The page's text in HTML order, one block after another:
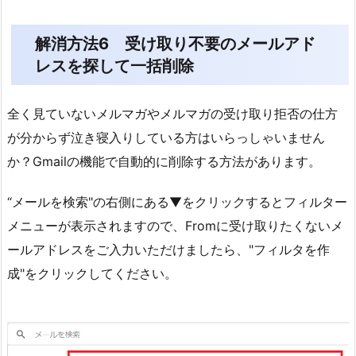
解消方法6 受け取り不要のメールアド
レスを探して一括削除
全く見ていないメルマガやメルマガの受け取り拒否の仕方
が分からず泣き寝入りしている方はいらっしゃいません
か？Gmailの機能で自動的に削除する方法があります。
“メールを検索"の右側にある▼をクリックするとフィルター
メニューが表示されますので、Fromに受け取りたくないメ
ールアドレスをご入力いただけましたら、"フィルタを作
成"をクリックしてください。